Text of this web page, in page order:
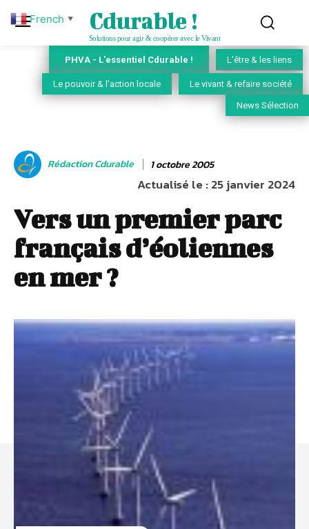
Cdurable !
Solutions pour agir & coopérer avec le Vivant
PHVA - L'essentiel Cdurable ! L'être & les liens
Le pouvoir & l'action locale Le vivant & refaire société
News Sélection
Rédaction Cdurable 1 octobre 2005
Actualisé le :25 janvier 2024
Vers un premier parc
français d’éoliennes
en mer ?
French ▼